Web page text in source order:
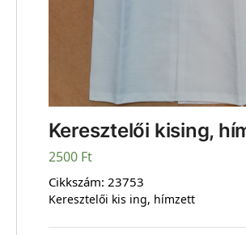
Keresztelői kising,
2500 Ft
Cikkszám: 23753
Keresztelői kis ing, hímzett